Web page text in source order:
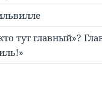
тут главный»?